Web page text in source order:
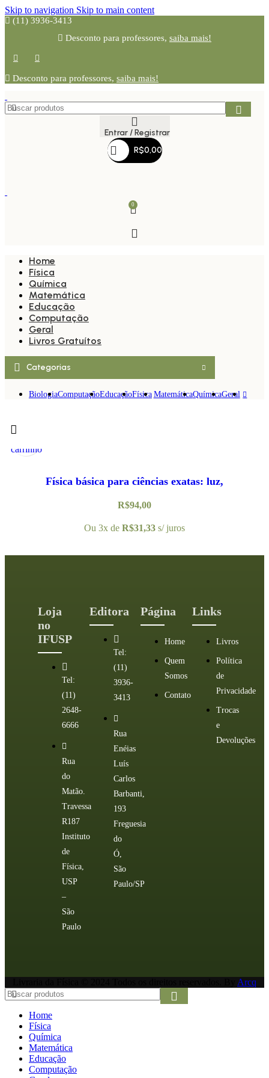
Skip to navigation Skip to main content
(11) 3936-3413
Desconto para professores, saiba mais!
Desconto para professores, saiba mais!
Entrar / Registrar
R$0,00
0
Home
Física
Química
Matemática
Educação
Computação
Geral
Livros Gratuítos
Categorias
BiologiaComputaçãoEducaçãoFísica MatemáticaQuímicaGeral
carrinho
Física básica para ciências exatas: luz,
mecânicaquântica e relatividade: volume 4
R$94,00
Ou 3x de R$31,33 s/ juros
Loja
no
IFUSP
Tel:
(11)
2648-
6666
Rua
do
Matão.
Travessa
R187
Instituto
de
Física,
USP
–
São
Paulo
Editora
Tel:
(11)
3936-
3413
Rua
Enéias
Luís
Carlos
Barbanti,
193
Freguesia
do
Ó,
São
Paulo/SP
Página
Home
Quem
Somos
Contato
Links
Livros
Política
de
Privacidade
Trocas
e
Devoluções
Arcq
Home
Física
Química
Matemática
Educação
Computação